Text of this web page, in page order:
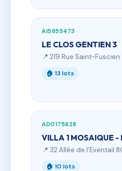
AI5855473
LE CLOS GENTIEN 3
📍 219 Rue Saint-
🏠 13 lots
AD0175828
VILLA 1 MOSAIQUE -
📍 32 Allée de l'Eventail
🏠 10 lots